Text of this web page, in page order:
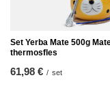
Set Yerba Mate 500g
thermosfles
61,98 € / set